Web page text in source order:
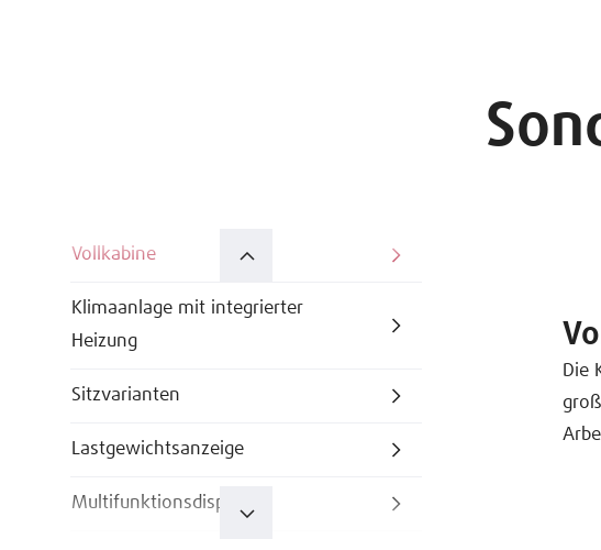
Vollkabine
Klimaanlage mit integrierter
Heizung
Sitzvarianten
Lastgewichtsanzeige
Multifunktionsdisplay
Die